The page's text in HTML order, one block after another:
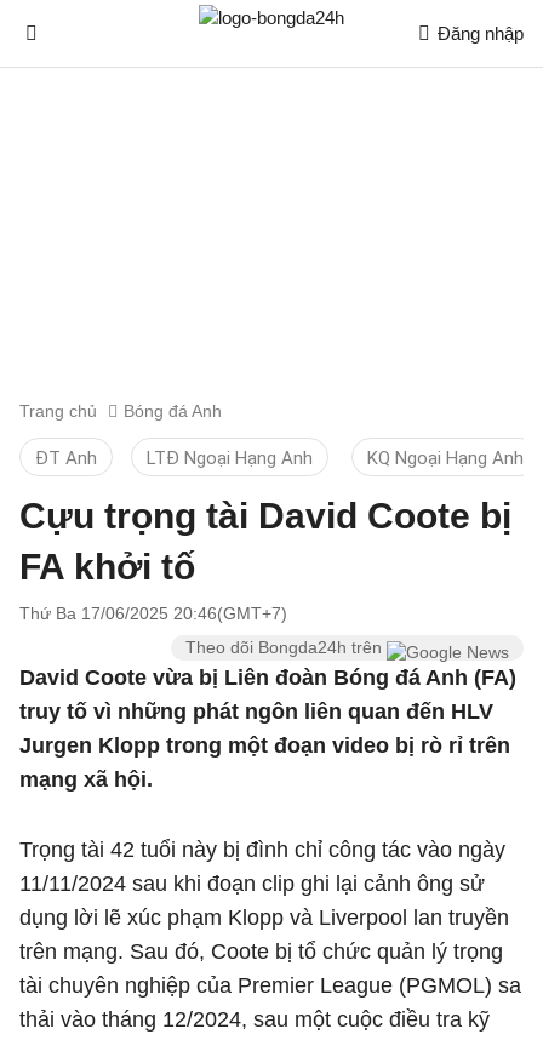
Đăng nhập
Trang chủ Bóng đá Anh
ĐT Anh LTĐ Ngoại Hạng Anh KQ Ngoại Hạng Anh
Cựu trọng tài David Coote bị
FA khởi tố
Thứ Ba 17/06/2025 20:46(GMT+7)
Theo dõi Bongda24h trên
David Coote vừa bị Liên đoàn Bóng đá Anh (FA)
truy tố vì những phát ngôn liên quan đến HLV
Jurgen Klopp trong một đoạn video bị rò rỉ trên
mạng xã hội.
Trọng tài 42 tuổi này bị đình chỉ công tác vào ngày
11/11/2024 sau khi đoạn clip ghi lại cảnh ông sử
dụng lời lẽ xúc phạm Klopp và Liverpool lan truyền
trên mạng. Sau đó, Coote bị tổ chức quản lý trọng
tài chuyên nghiệp của Premier League (PGMOL) sa
thải vào tháng 12/2024, sau một cuộc điều tra kỹ